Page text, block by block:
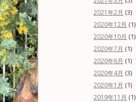
2021年2月 (3)
2020年12月 (1)
2020年10月 (1)
2020年7月 (1)
2020年6月 (1)
2020年4月 (3)
2020年1月 (1)
2019年11月 (1)